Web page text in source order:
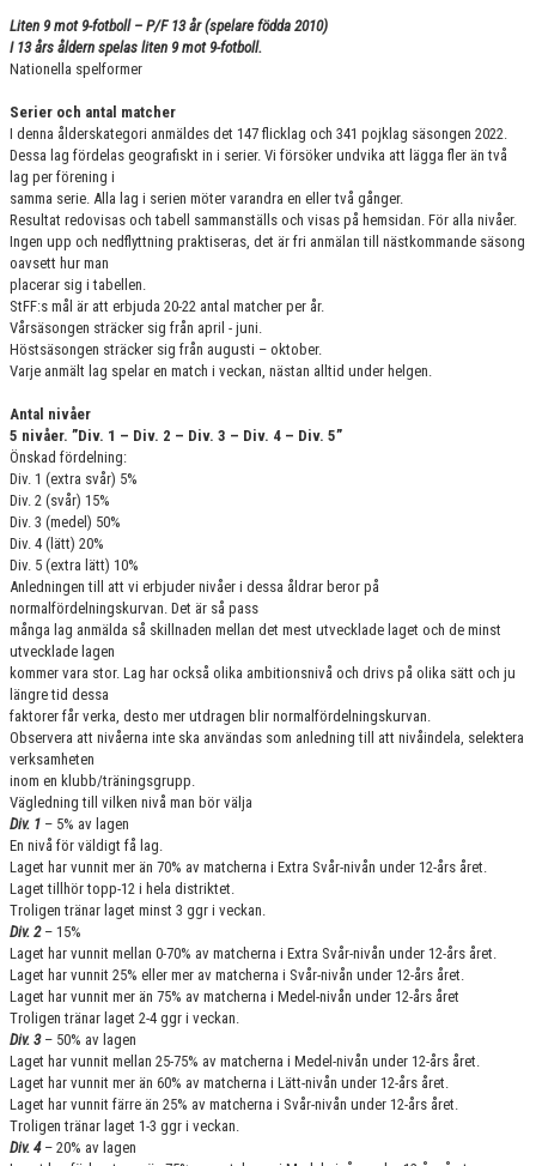
Liten 9 mot 9-fotboll – P/F 13 år (spelare födda 2010)
I 13 års åldern spelas liten 9 mot 9-fotboll.
Nationella spelformer
Serier och antal matcher
I denna ålderskategori anmäldes det 147 flicklag och 341 pojklag säsongen 2022.
Dessa lag fördelas geografiskt in i serier. Vi försöker undvika att lägga fler än två
lag per förening i
samma serie. Alla lag i serien möter varandra en eller två gånger.
Resultat redovisas och tabell sammanställs och visas på hemsidan. För alla nivåer.
Ingen upp och nedflyttning praktiseras, det är fri anmälan till nästkommande säsong
oavsett hur man
placerar sig i tabellen.
StFF:s mål är att erbjuda 20-22 antal matcher per år.
Vårsäsongen sträcker sig från april - juni.
Höstsäsongen sträcker sig från augusti – oktober.
Varje anmält lag spelar en match i veckan, nästan alltid under helgen.
Antal nivåer
5 nivåer. ”Div. 1 – Div. 2 – Div. 3 – Div. 4 – Div. 5”
Önskad fördelning:
Div. 1 (extra svår) 5%
Div. 2 (svår) 15%
Div. 3 (medel) 50%
Div. 4 (lätt) 20%
Div. 5 (extra lätt) 10%
Anledningen till att vi erbjuder nivåer i dessa åldrar beror på
normalfördelningskurvan. Det är så pass
många lag anmälda så skillnaden mellan det mest utvecklade laget och de minst
utvecklade lagen
kommer vara stor. Lag har också olika ambitionsnivå och drivs på olika sätt och ju
längre tid dessa
faktorer får verka, desto mer utdragen blir normalfördelningskurvan.
Observera att nivåerna inte ska användas som anledning till att nivåindela, selektera
verksamheten
inom en klubb/träningsgrupp.
Vägledning till vilken nivå man bör välja
Div. 1 – 5% av lagen
En nivå för väldigt få lag.
Laget har vunnit mer än 70% av matcherna i Extra Svår-nivån under 12-års året.
Laget tillhör topp-12 i hela distriktet.
Troligen tränar laget minst 3 ggr i veckan.
Div. 2– 15%
Laget har vunnit mellan 0-70% av matcherna i Extra Svår-nivån under 12-års året.
Laget har vunnit 25% eller mer av matcherna i Svår-nivån under 12-års året.
Laget har vunnit mer än 75% av matcherna i Medel-nivån under 12-års året
Troligen tränar laget 2-4 ggr i veckan.
Div. 3– 50% av lagen
Laget har vunnit mellan 25-75% av matcherna i Medel-nivån under 12-års året.
Laget har vunnit mer än 60% av matcherna i Lätt-nivån under 12-års året.
Laget har vunnit färre än 25% av matcherna i Svår-nivån under 12-års året.
Troligen tränar laget 1-3 ggr i veckan.
Div. 4 – 20% av lagen